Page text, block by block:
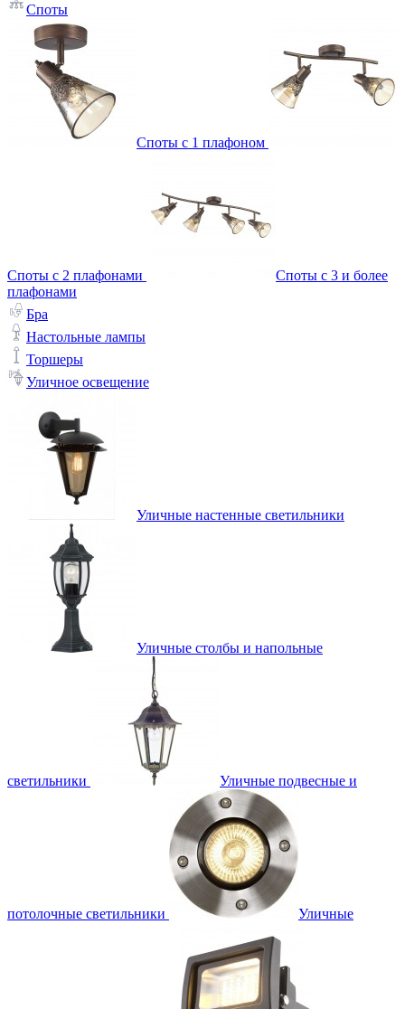
Споты
Споты с 1 плафоном
Споты с 2 плафонами
Споты с 3 и более
плафонами
Бра
Настольные лампы
Торшеры
Уличное освещение
Уличные настенные светильники
Уличные столбы и напольные
светильники Уличные подвесные и
потолочные светильники Уличные